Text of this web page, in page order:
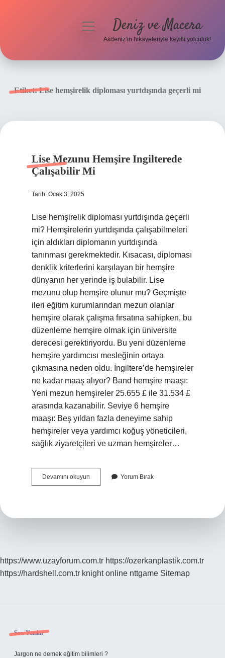
menüyü Deniz ve Macera
Akdeniz’in hikayeleriyle keyifli yolculuk!
Etiket:Lise hemşirelik diploması yurtdışında geçerli mi
Lise Mezunu Hemşire Ingilterede
Çalışabilir Mi
Tarih: Ocak 3, 2025
Lise hemşirelik diploması yurtdışında geçerli
mi? Hemşirelerin yurtdışında çalışabilmeleri
için aldıkları diplomanın yurtdışında
tanınması gerekmektedir. Kısacası, diploması
denklik kriterlerini karşılayan bir hemşire
dünyanın her yerinde iş bulabilir. Lise
mezunu olup hemşire olunur mu? Geçmişte
ileri eğitim kurumlarından mezun olanlar
hemşire olarak çalışma fırsatına sahipken, bu
düzenleme hemşire olmak için üniversite
derecesi gerektiriyordu. Bu yeni düzenleme
hemşire yardımcısı mesleğinin ortaya
çıkmasına neden oldu. İngiltere’de hemşireler
ne kadar maaş alıyor? Band hemşire maaşı:
Yeni mezun hemşireler 25.655 £ ile 31.534 £
arasında kazanabilir. Seviye 6 hemşire
maaşı: Beş yıldan fazla deneyime sahip
hemşireler veya yardımcı koğuş yöneticileri,
sağlık ziyaretçileri ve uzman hemşireler…
Devamını okuyun
Mezunu
Yorum Bırak
https://www.uzayforum.com.tr https://ozerkanplastik.com.tr
https://hardshell.com.tr knight online nttgame Sitemap
Sidebar
Son Yazılar
Jargon ne demek eğitim bilimleri ?